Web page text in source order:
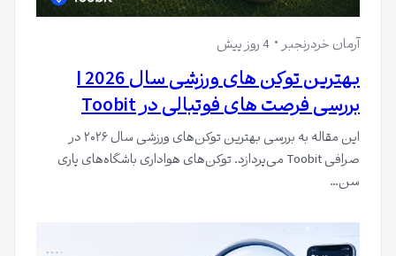
آرمان خردرنجبر 4 روز پیش
بهترین توکن های ورزشی سال 2026 |
بررسی فرصت های فوتبالی در Toobit
این مقاله به بررسی بهترین توکن‌های ورزشی سال ۲۰۲۶ در
صرافی Toobit می‌پردازد. توکن‌های هواداری باشگاه‌های پاری
سن…